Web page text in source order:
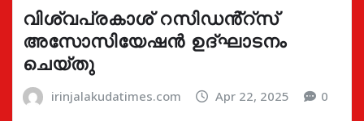
വിശ്വപ്രകാശ് റസിഡൻ്റ്സ്
അസോസിയേഷൻ ഉദ്ഘാടനം
ചെയ്തു
irinjalakudatimes.com Apr 22, 2025 0